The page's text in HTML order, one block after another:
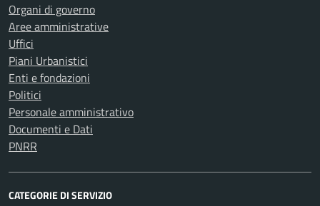
Organi di governo
Aree amministrative
Uffici
Piani Urbanistici
Enti e fondazioni
Politici
Personale amministrativo
Documenti e Dati
PNRR
CATEGORIE DI SERVIZIO